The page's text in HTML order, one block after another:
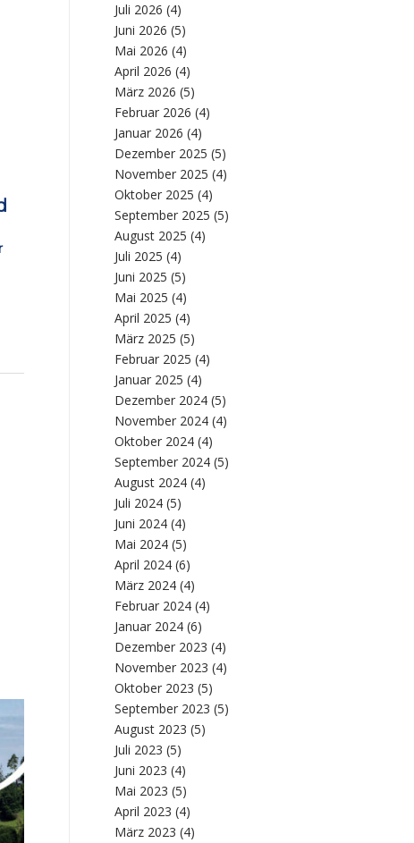
Juli 2026 (4)
Juni 2026 (5)
Mai 2026 (4)
April 2026 (4)
März 2026 (5)
Februar 2026 (4)
Januar 2026 (4)
Dezember 2025 (5)
November 2025 (4)
Oktober 2025 (4)
September 2025 (5)
August 2025 (4)
Juli 2025 (4)
Juni 2025 (5)
Mai 2025 (4)
April 2025 (4)
März 2025 (5)
Februar 2025 (4)
Januar 2025 (4)
Dezember 2024 (5)
November 2024 (4)
Oktober 2024 (4)
September 2024 (5)
August 2024 (4)
Juli 2024 (5)
Juni 2024 (4)
Mai 2024 (5)
April 2024 (6)
März 2024 (4)
Februar 2024 (4)
Januar 2024 (6)
Dezember 2023 (4)
November 2023 (4)
Oktober 2023 (5)
September 2023 (5)
August 2023 (5)
Juli 2023 (5)
Juni 2023 (4)
Mai 2023 (5)
April 2023 (4)
März 2023 (4)